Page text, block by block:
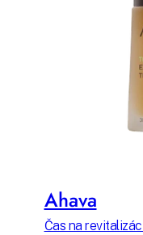
Ahava
Čas na